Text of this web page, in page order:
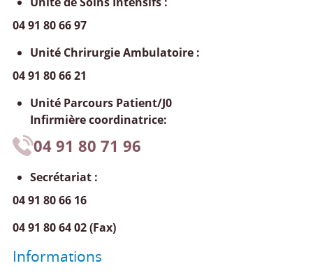
04 91 80 66 97
Unité Chrirurgie Ambulatoire :
04 91 80 66 21
Unité Parcours Patient/J0
Infirmière coordinatrice:
04 91 80 71 96
Secrétariat :
04 91 80 66 16
04 91 80 64 02 (Fax)
Informations